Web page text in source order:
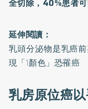
全切除，40%患者
延伸閱讀：
乳頭分泌物是乳癌
現「1顏色」恐罹癌
乳房原位癌